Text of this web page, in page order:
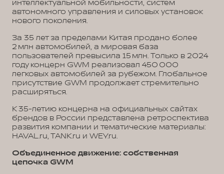
интеллектуальной мобильности, систем
автономного управления и силовых установок
нового поколения.
За 35 лет за пределами Китая продано более
2 млн автомобилей, а мировая база
пользователей превысила 15 млн. Только в 2024
году концерн GWM реализовал 450 000
легковых автомобилей за рубежом. Глобальное
присутствие GWM продолжает стремительно
расширяться.
К 35-летию концерна на официальных сайтах
брендов в России представлена ретроспектива
развития компании и тематические материалы:
HAVAL.ru, TANK.ru и WEY.ru.
Объединенное движение: собственная
цепочка GWM